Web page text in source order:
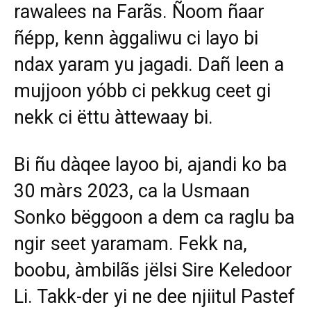
rawalees na Farãs. Ñoom ñaar
ñépp, kenn àggaliwu ci layo bi
ndax yaram yu jagadi. Dañ leen a
mujjoon yóbb ci pekkug ceet gi
nekk ci ëttu àttewaay bi.
Bi ñu dàqee layoo bi, ajandi ko ba
30 màrs 2023, ca la Usmaan
Sonko bëggoon a dem ca raglu ba
ngir seet yaramam. Fekk na,
boobu, àmbilãs jëlsi Sire Keledoor
Li. Takk-der yi ne dee njiitul Pastef